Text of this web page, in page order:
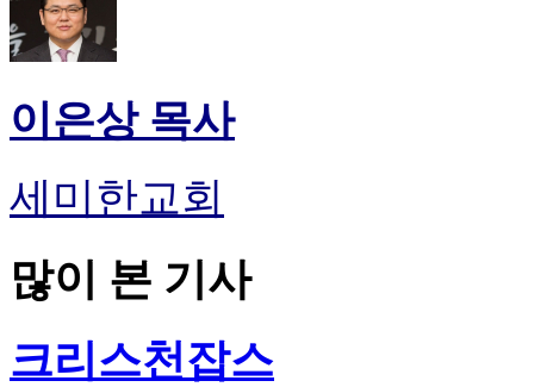
이은상 목사
세미한교회
많이 본 기사
크리스천잡스